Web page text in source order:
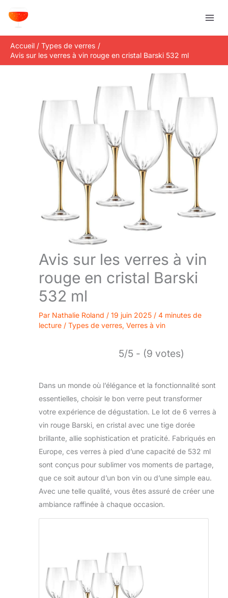
Accueil
Types de verres
Avis sur les verres à vin rouge en cristal Barski 532 ml
Avis sur les verres à vin
rouge en cristal Barski
532 ml
Par Nathalie Roland / 19 juin 2025 / 4 minutes de
lecture / Types de verres, Verres à vin
5/5 - (9 votes)
Dans un monde où l’élégance et la fonctionnalité sont
essentielles, choisir le bon verre peut transformer
votre expérience de dégustation. Le lot de 6 verres à
vin rouge Barski, en cristal avec une tige dorée
brillante, allie sophistication et praticité. Fabriqués en
Europe, ces verres à pied d’une capacité de 532 ml
sont conçus pour sublimer vos moments de partage,
que ce soit autour d’un bon vin ou d’une simple eau.
Avec une telle qualité, vous êtes assuré de créer une
ambiance raffinée à chaque occasion.
e
c
h
e